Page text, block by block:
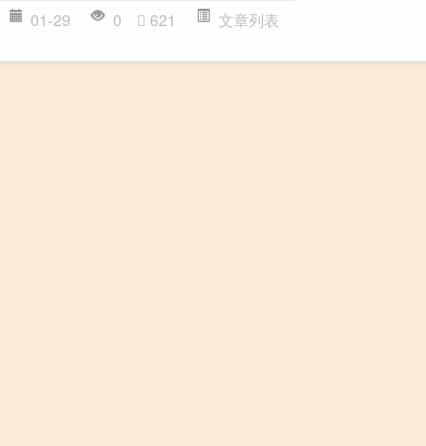
01-29 0 621 文章列表